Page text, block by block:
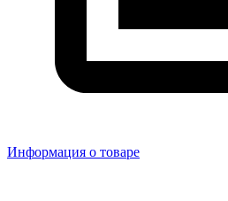
Информация о товаре